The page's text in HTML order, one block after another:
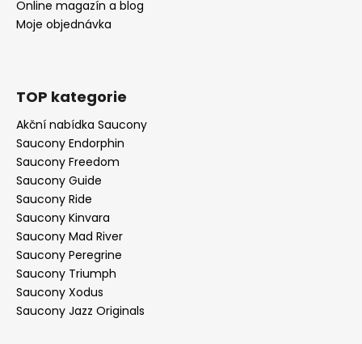
Online magazín a blog
Moje objednávka
TOP kategorie
Akční nabídka Saucony
Saucony Endorphin
Saucony Freedom
Saucony Guide
Saucony Ride
Saucony Kinvara
Saucony Mad River
Saucony Peregrine
Saucony Triumph
Saucony Xodus
Saucony Jazz Originals